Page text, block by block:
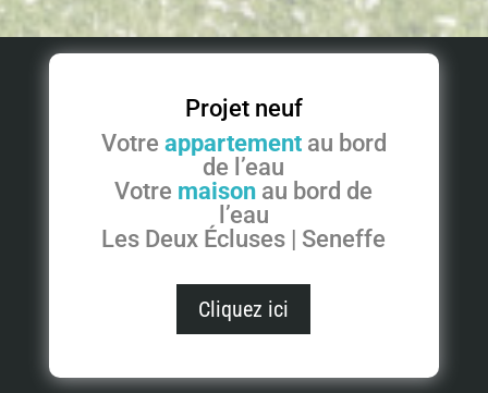
Projet neuf
Votre appartementau bord
de l’eau
Votre maison au bord de
l’eau
Les Deux Écluses | Seneffe
Cliquez ici